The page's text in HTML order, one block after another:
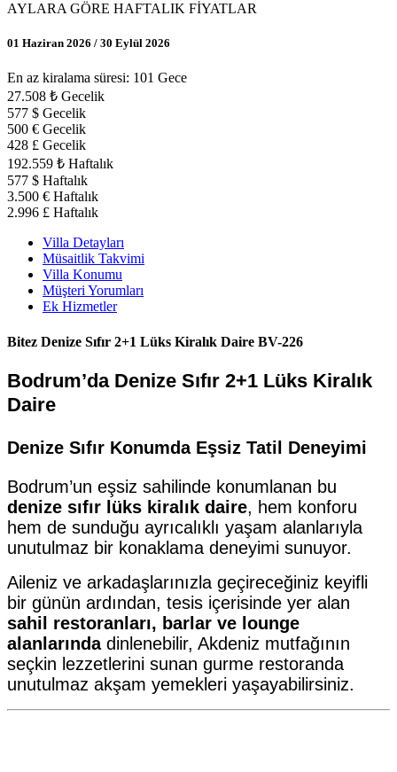
AYLARA GÖRE HAFTALIK FİYATLAR
01 Haziran 2026 / 30 Eylül 2026
En az kiralama süresi: 101 Gece
27.508 ₺ Gecelik
577 $ Gecelik
500 € Gecelik
428 £ Gecelik
192.559 ₺ Haftalık
577 $ Haftalık
3.500 € Haftalık
2.996 £ Haftalık
Villa Detayları
Müsaitlik Takvimi
Villa Konumu
Müşteri Yorumları
Ek Hizmetler
Bitez Denize Sıfır 2+1 Lüks Kiralık Daire BV-226
Bodrum’da Denize Sıfır 2+1 Lüks Kiralık
Daire
Denize Sıfır Konumda Eşsiz Tatil Deneyimi
Bodrum’un eşsiz sahilinde konumlanan bu
denize sıfır lüks kiralık daire, hem konforu
hem de sunduğu ayrıcalıklı yaşam alanlarıyla
unutulmaz bir konaklama deneyimi sunuyor.
Aileniz ve arkadaşlarınızla geçireceğiniz keyifli
bir günün ardından, tesis içerisinde yer alan
sahil restoranları, barlar ve lounge
alanlarındadinlenebilir, Akdeniz mutfağının
seçkin lezzetlerini sunan gurme restoranda
unutulmaz akşam yemekleri yaşayabilirsiniz.